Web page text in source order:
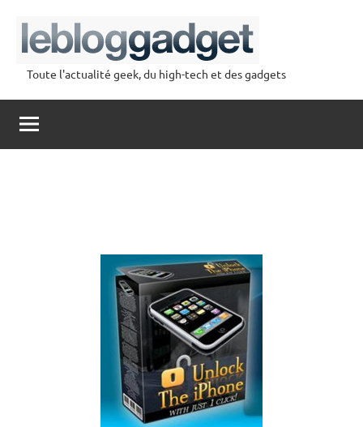
contenu
lebloggadget
Toute l'actualité geek, du high-tech et des gadgets